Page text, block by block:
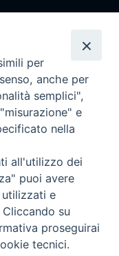
per
anche per
semplici",
e
nella
all'utilizzo dei
puoi avere
e
su
proseguirai
tecnici.